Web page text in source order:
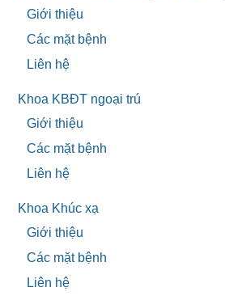
Giới thiệu
Các mặt bệnh
Liên hệ
Khoa KBĐT ngoại trú
Giới thiệu
Các mặt bệnh
Liên hệ
Khoa Khúc xạ
Giới thiệu
Các mặt bệnh
Liên hệ